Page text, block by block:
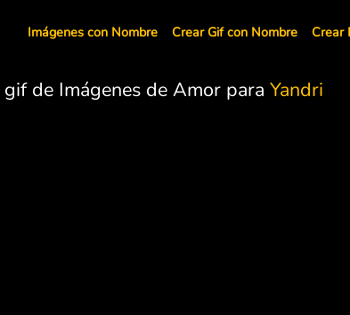
Imágenes con Nombre Crear Gif con Nombre Crear
gif de Imágenes de Amor para Yandri